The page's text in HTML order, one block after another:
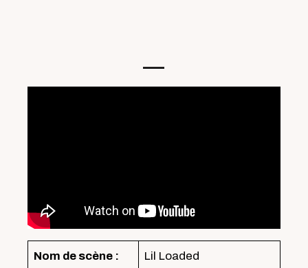
—-
Nom de scène : Lil Loaded